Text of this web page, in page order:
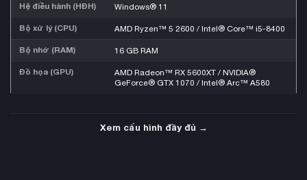
Hệ điều hành (HĐH) Windows® 11
Bộ xử lý (CPU) AMD Ryzen™ 5 2600 / Intel® Core™ i5-8400
Bộ nhớ (RAM) 16 GB RAM
Đồ họa (GPU)
AMD Radeon™ RX 5600XT / NVIDIA®
GeForce® GTX 1070 / Intel® Arc™ A580
Xem cấu hình đầy đủ →